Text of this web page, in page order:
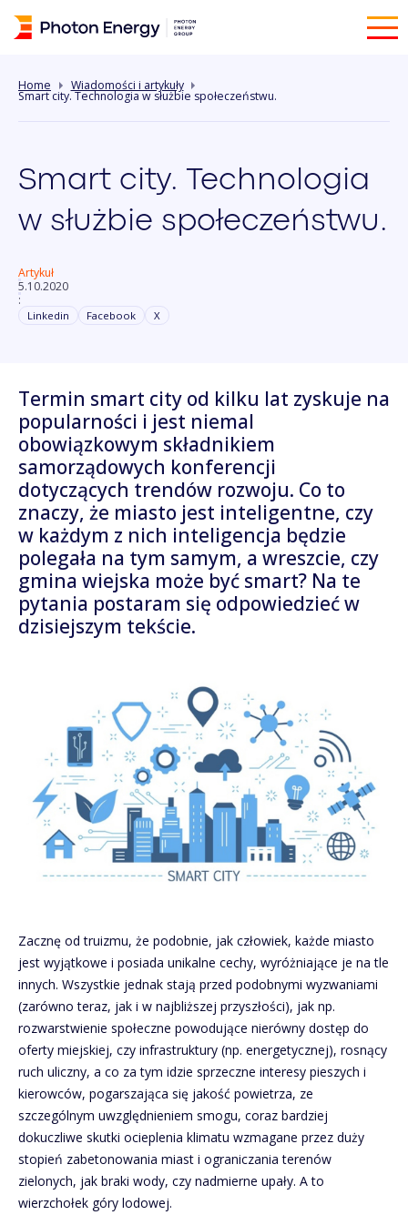
Home Wiadomości i artykuły
Smart city. Technologia w służbie społeczeństwu.
Smart city. Technologia
w służbie społeczeństwu.
Artykuł
5.10.2020
:
Linkedin Facebook X
Termin smart city od kilku lat zyskuje na
popularności i jest niemal
obowiązkowym składnikiem
samorządowych konferencji
dotyczących trendów rozwoju. Co to
znaczy, że miasto jest inteligentne, czy
w każdym z nich inteligencja będzie
polegała na tym samym, a wreszcie, czy
gmina wiejska może być smart? Na te
pytania postaram się odpowiedzieć w
dzisiejszym tekście.
Zacznę od truizmu, że podobnie, jak człowiek, każde miasto
jest wyjątkowe i posiada unikalne cechy, wyróżniające je na tle
innych. Wszystkie jednak stają przed podobnymi wyzwaniami
(zarówno teraz, jak i w najbliższej przyszłości), jak np.
rozwarstwienie społeczne powodujące nierówny dostęp do
oferty miejskiej, czy infrastruktury (np. energetycznej), rosnący
ruch uliczny, a co za tym idzie sprzeczne interesy pieszych i
kierowców, pogarszająca się jakość powietrza, ze
szczególnym uwzględnieniem smogu, coraz bardziej
dokuczliwe skutki ocieplenia klimatu wzmagane przez duży
stopień zabetonowania miast i ograniczania terenów
zielonych, jak braki wody, czy nadmierne upały. A to
wierzchołek góry lodowej.